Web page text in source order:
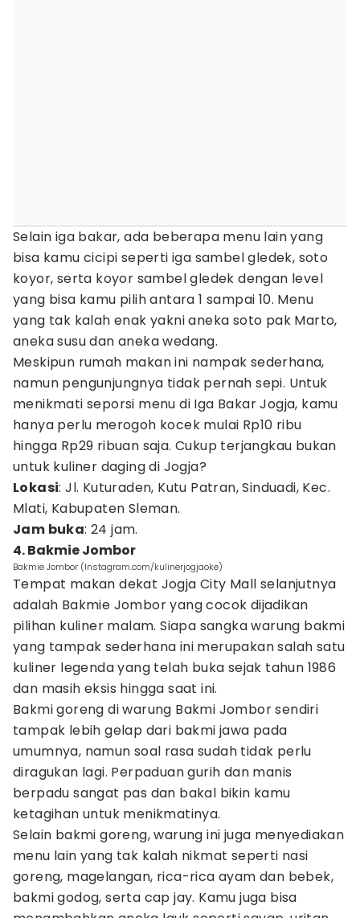
Selain iga bakar, ada beberapa menu lain yang
bisa kamu cicipi seperti iga sambel gledek, soto
koyor, serta koyor sambel gledek dengan level
yang bisa kamu pilih antara 1 sampai 10. Menu
yang tak kalah enak yakni aneka soto pak Marto,
aneka susu dan aneka wedang.
Meskipun rumah makan ini nampak sederhana,
namun pengunjungnya tidak pernah sepi. Untuk
menikmati seporsi menu di Iga Bakar Jogja, kamu
hanya perlu merogoh kocek mulai Rp10 ribu
hingga Rp29 ribuan saja. Cukup terjangkau bukan
untuk kuliner daging di Jogja?
Lokasi: Jl. Kuturaden, Kutu Patran, Sinduadi, Kec.
Mlati, Kabupaten Sleman.
Jam buka: 24 jam.
4. Bakmie Jombor
Bakmie Jombor (Instagram.com/kulinerjogjaoke)
Tempat makan dekat Jogja City Mall selanjutnya
adalah Bakmie Jombor yang cocok dijadikan
pilihan kuliner malam. Siapa sangka warung bakmi
yang tampak sederhana ini merupakan salah satu
kuliner legenda yang telah buka sejak tahun 1986
dan masih eksis hingga saat ini.
Bakmi goreng di warung Bakmi Jombor sendiri
tampak lebih gelap dari bakmi jawa pada
umumnya, namun soal rasa sudah tidak perlu
diragukan lagi. Perpaduan gurih dan manis
berpadu sangat pas dan bakal bikin kamu
ketagihan untuk menikmatinya.
Selain bakmi goreng, warung ini juga menyediakan
menu lain yang tak kalah nikmat seperti nasi
goreng, magelangan, rica-rica ayam dan bebek,
bakmi godog, serta cap jay. Kamu juga bisa